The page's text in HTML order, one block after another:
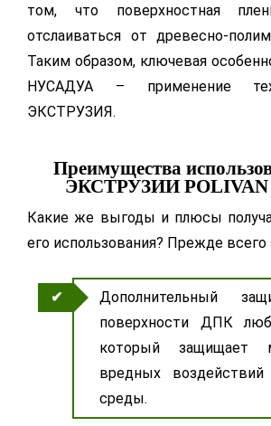
том, что поверхностная
отслаиваться от древесно-
Таким образом, ключевая
НУСАДУА – применение
ЭКСТРУЗИЯ.
Преимущества
ЭКСТРУЗИИ POLIVAN
Какие же выгоды и плюсы
его использования? Прежде всего
Дополнительный
поверхности ДПК
который защищает
вредных
среды.